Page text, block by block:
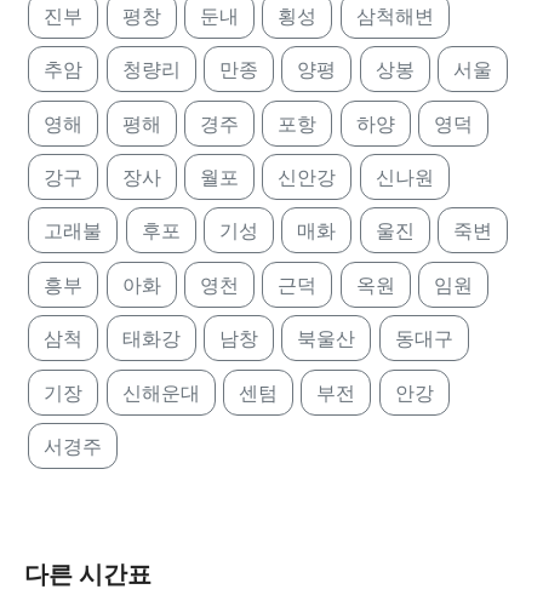
진부 평창 둔내 횡성 삼척해변
추암 청량리 만종 양평 상봉 서울
영해 평해 경주 포항 하양 영덕
강구 장사 월포 신안강 신나원
고래불 후포 기성 매화 울진 죽변
흥부 아화 영천 근덕 옥원 임원
삼척 태화강 남창 북울산 동대구
기장 신해운대 센텀 부전 안강
서경주
다른 시간표